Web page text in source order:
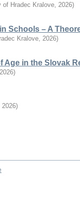
of Hradec Kralove, 2026)
Schools – A
Kralove, 2026)
Age in the Slovak
2026)
2026)